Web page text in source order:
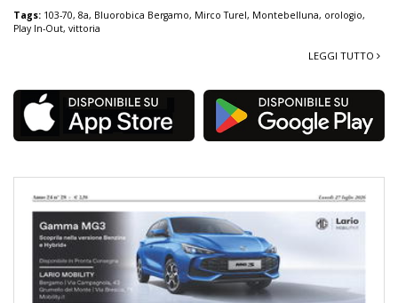
Tags: 103-70, 8a, Bluorobica Bergamo, Mirco Turel, Montebelluna, orologio,
Play In-Out, vittoria
LEGGI TUTTO